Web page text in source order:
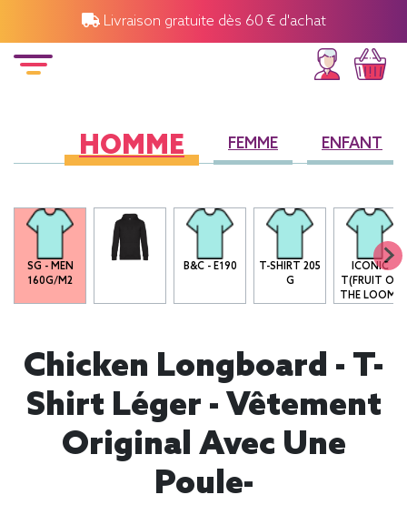
Livraison gratuite dès 60 € d'achat
HOMME FEMME ENFANT
SG - MEN
160G/M2
B&C - E190
T-SHIRT 205
G
ICONIC
T(FRUIT OF
THE LOOM)
Chicken Longboard - T-
Shirt Léger - Vêtement
Original Avec Une
Poule-